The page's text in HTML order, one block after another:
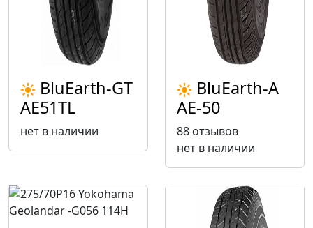
BluEarth-GT
AE51TL
нет в наличии
BluЕarth-A
AE-50
88 отзывов
нет в наличии